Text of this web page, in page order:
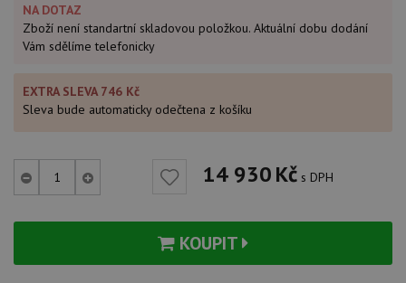
NA DOTAZ
Zboží není standartní skladovou položkou. Aktuální dobu dodání
Vám sdělíme telefonicky
EXTRA SLEVA 746 Kč
Sleva bude automaticky odečtena z košíku
14 930Kč s DPH
KOUPIT